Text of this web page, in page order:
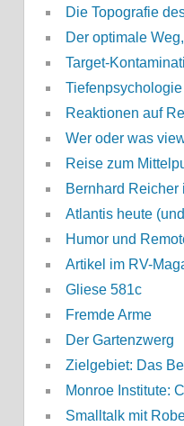
Die Topografie
Der optimale
Target-
Reaktionen auf
Wer oder was
Reise zum
Bernhard Reicher
Atlantis heute
Humor und
Artikel im RV-
Gliese 581c
Fremde Arme
Der Gartenzwerg
Zielgebiet: Das
Monroe Institute:
Smalltalk mit